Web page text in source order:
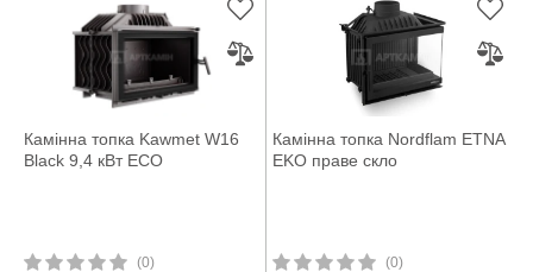
Камінна топка Kawmet W16
Black 9,4 кВт ECO
(0)
Камінна топка Nordflam ETNA
EKO праве скло
(0)